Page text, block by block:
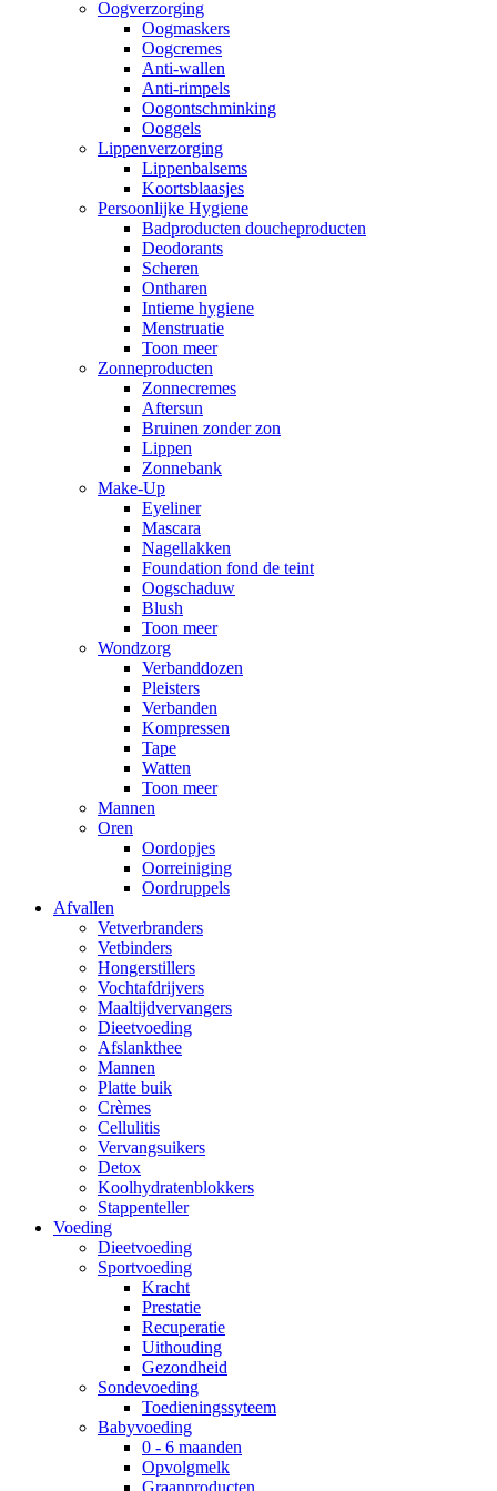
Oogverzorging
Oogmaskers
Oogcremes
Anti-wallen
Anti-rimpels
Oogontschminking
Ooggels
Lippenverzorging
Lippenbalsems
Koortsblaasjes
Persoonlijke Hygiene
Badproducten doucheproducten
Deodorants
Scheren
Ontharen
Intieme hygiene
Menstruatie
Toon meer
Zonneproducten
Zonnecremes
Aftersun
Bruinen zonder zon
Lippen
Zonnebank
Make-Up
Eyeliner
Mascara
Nagellakken
Foundation fond de teint
Oogschaduw
Blush
Toon meer
Wondzorg
Verbanddozen
Pleisters
Verbanden
Kompressen
Tape
Watten
Toon meer
Mannen
Oren
Oordopjes
Oorreiniging
Oordruppels
Afvallen
Vetverbranders
Vetbinders
Hongerstillers
Vochtafdrijvers
Maaltijdvervangers
Dieetvoeding
Afslankthee
Mannen
Platte buik
Crèmes
Cellulitis
Vervangsuikers
Detox
Koolhydratenblokkers
Stappenteller
Voeding
Dieetvoeding
Sportvoeding
Kracht
Prestatie
Recuperatie
Uithouding
Gezondheid
Sondevoeding
Toedieningssyteem
Babyvoeding
0 - 6 maanden
Opvolgmelk
Graanproducten